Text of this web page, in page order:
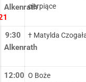
Alkenrathcierpiące
9:30
Alkenrath
† Matylda
12:00 O Boże